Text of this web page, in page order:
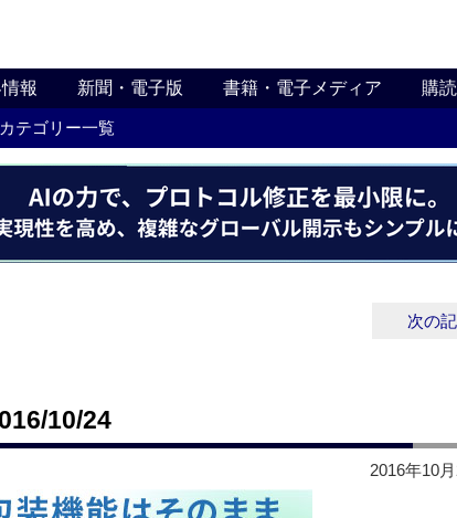
報 新聞・電子版 書籍・電子メディア 購
テゴリー一覧
次の
10/24
2016年10